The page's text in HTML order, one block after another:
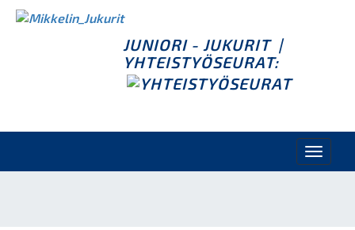
JUNIORI - JUKURIT |
YHTEISTYÖSEURAT:
Toggle